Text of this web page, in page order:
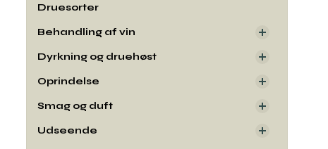
Druesorter
Behandling af vin
Dyrkning og druehøst
Oprindelse
Smag og duft
Udseende